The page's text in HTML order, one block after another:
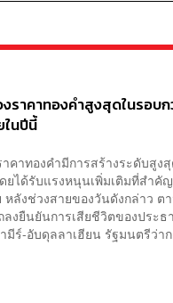
ราคาทองคำสูงสุดในรอบก
นปีนี้
คาทองคำมีการสร้างระดับสูง
ได้รับแรงหนุนเพิ่มเติมที่สำคั
ลังช่วงสายของวันดังกล่าว ตา
ลงยืนยันการเสียชีวิตของประ
ร์-อับดุลลาเฮียน รัฐมนตรีว่า